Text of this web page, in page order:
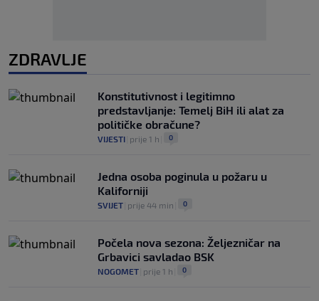
ZDRAVLJE
Konstitutivnost i legitimno
predstavljanje: Temelj BiH ili alat za
političke obračune?
VIJESTI prije 1 h 0
Jedna osoba poginula u požaru u
Kaliforniji
SVIJET prije 44 min 0
Počela nova sezona: Željezničar na
Grbavici savladao BSK
NOGOMET prije 1 h 0